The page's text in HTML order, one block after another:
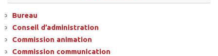
Bureau
Conseil d’administration
Commission animation
Commission communication